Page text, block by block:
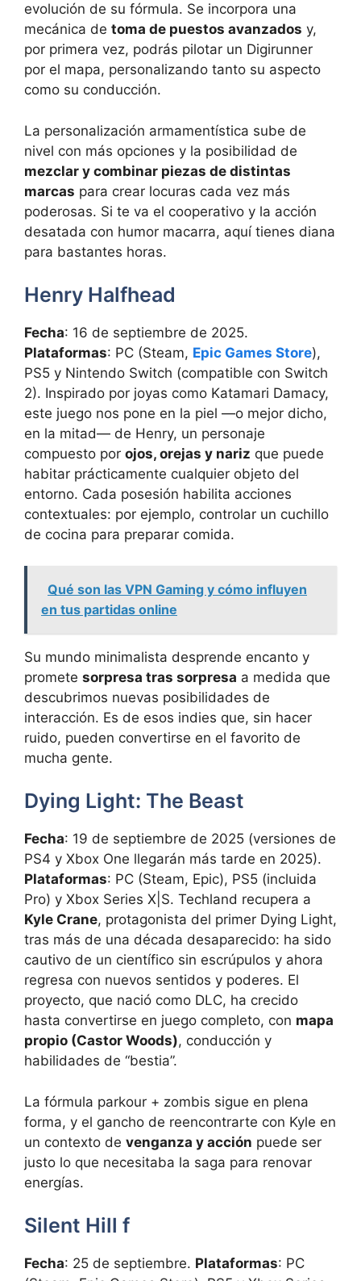
evolución de su fórmula. Se incorpora una
mecánica de toma de puestos avanzados y,
por primera vez, podrás pilotar un Digirunner
por el mapa, personalizando tanto su aspecto
como su conducción.
La personalización armamentística sube de
nivel con más opciones y la posibilidad de
mezclar y combinar piezas de distintas
marcas para crear locuras cada vez más
poderosas. Si te va el cooperativo y la acción
desatada con humor macarra, aquí tienes diana
para bastantes horas.
Henry Halfhead
Fecha: 16 de septiembre de 2025.
Plataformas: PC (Steam, Epic Games Store),
PS5 y Nintendo Switch (compatible con Switch
2). Inspirado por joyas como Katamari Damacy,
este juego nos pone en la piel —o mejor dicho,
en la mitad— de Henry, un personaje
compuesto por ojos, orejas y nariz que puede
habitar prácticamente cualquier objeto del
entorno. Cada posesión habilita acciones
contextuales: por ejemplo, controlar un cuchillo
de cocina para preparar comida.
Qué son las VPN Gaming y cómo influyen
en tus partidas online
Su mundo minimalista desprende encanto y
promete sorpresa tras sorpresa a medida que
descubrimos nuevas posibilidades de
interacción. Es de esos indies que, sin hacer
ruido, pueden convertirse en el favorito de
mucha gente.
Dying Light: The Beast
Fecha: 19 de septiembre de 2025 (versiones de
PS4 y Xbox One llegarán más tarde en 2025).
Plataformas: PC (Steam, Epic), PS5 (incluida
Pro) y Xbox Series X|S. Techland recupera a
Kyle Crane, protagonista del primer Dying Light,
tras más de una década desaparecido: ha sido
cautivo de un científico sin escrúpulos y ahora
regresa con nuevos sentidos y poderes. El
proyecto, que nació como DLC, ha crecido
hasta convertirse en juego completo, con mapa
propio (Castor Woods), conducción y
habilidades de “bestia”.
La fórmula parkour + zombis sigue en plena
forma, y el gancho de reencontrarte con Kyle en
un contexto de venganza y acción puede ser
justo lo que necesitaba la saga para renovar
energías.
Silent Hill f
Fecha: 25 de septiembre. Plataformas: PC